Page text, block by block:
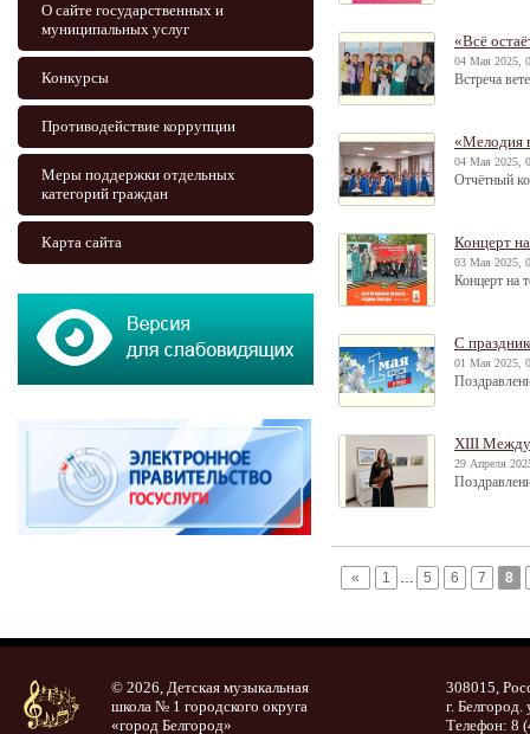
О сайте государственных и
муниципальных услуг
Конкурсы
Противодействие коррупции
Меры поддержки отдельных
категорий граждан
Карта сайта
«Всё
04 Мая 2025,
Встреча
«Мелодия
04 Мая 2025,
Отчётный
Концерт
03 Мая 2025,
Концерт на
С
01 Мая 2025,
XIII
29 Апреля
« 1 … 5 6 7 8
© 2026, Детская музыкальная
школа № 1 городского округа
«город Белгород»
308015,
г. Белгород.
Телефон: 8